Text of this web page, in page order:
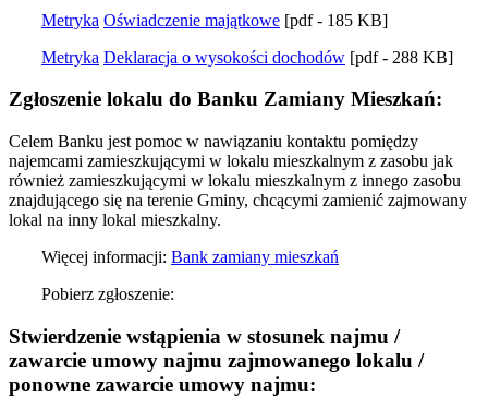
Metryka Oświadczenie majątkowe [pdf - 185 KB]
Metryka Deklaracja o wysokości dochodów [pdf - 288 KB]
Zgłoszenie lokalu do Banku Zamiany Mieszkań:
Celem Banku jest pomoc w nawiązaniu kontaktu pomiędzy
najemcami zamieszkującymi w lokalu mieszkalnym z zasobu jak
również zamieszkującymi w lokalu mieszkalnym z innego zasobu
znajdującego się na terenie Gminy, chcącymi zamienić zajmowany
lokal na inny lokal mieszkalny.
Więcej informacji: Bank zamiany mieszkań
Pobierz zgłoszenie:
Stwierdzenie wstąpienia w stosunek najmu /
zawarcie umowy najmu zajmowanego lokalu /
ponowne zawarcie umowy najmu: